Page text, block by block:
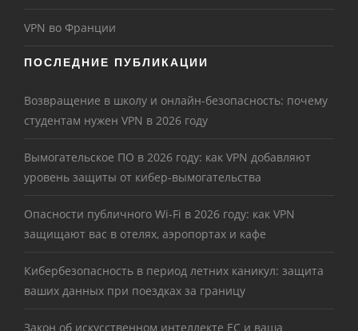
VPN во Франции
ПОСЛЕДНИЕ ПУБЛИКАЦИИ
Возвращение в школу и онлайн-безопасность: почему
студентам нужен VPN в 2026 году
Вымогательское ПО в 2026 году: как VPN добавляют
уровень защиты от кибер-вымогательства
Опасности публичного Wi-Fi в 2026 году: как VPN
защищают вас в отелях, аэропортах и кафе
Кибербезопасность в период летних каникул: защита
ваших данных при поездках за границу
Закон об искусственном интеллекте ЕС и ваша